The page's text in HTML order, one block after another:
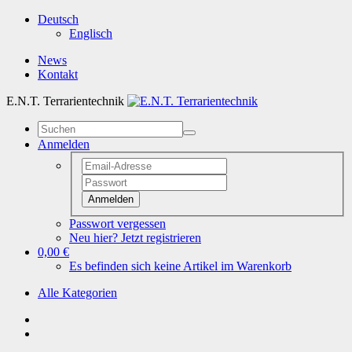
Deutsch
Englisch
News
Kontakt
E.N.T. Terrarientechnik
Anmelden
Anmelden
Passwort vergessen
Neu hier? Jetzt registrieren
0,00 €
Es befinden sich keine Artikel im Warenkorb
Alle Kategorien